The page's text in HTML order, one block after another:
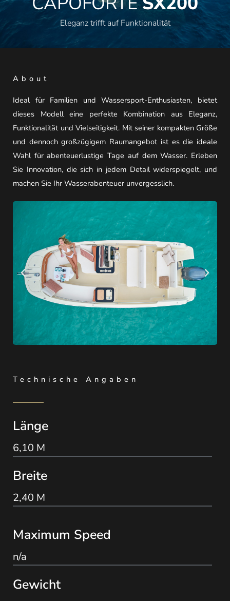
Eleganz trifft auf Funktionalität
About
Ideal für Familien und Wassersport-Enthusiasten, bietet
dieses Modell eine perfekte Kombination aus Eleganz,
Funktionalität und Vielseitigkeit. Mit seiner kompakten Größe
und dennoch großzügigem Raumangebot ist es die ideale
Wahl für abenteuerlustige Tage auf dem Wasser. Erleben
Sie Innovation, die sich in jedem Detail widerspiegelt, und
machen Sie Ihr Wasserabenteuer unvergesslich.
Technische Angaben
Länge
6,10 M
Breite
2,40 M
Maximum Speed
n/a
Gewicht